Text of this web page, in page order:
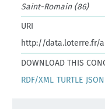
Saint-Romain (86)
URI
http://data.loterre.fr/
DOWNLOAD THIS
RDF/XML TURTLE